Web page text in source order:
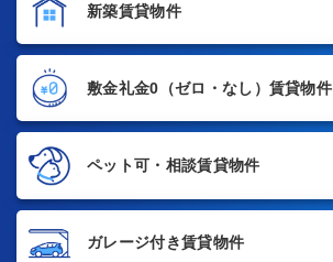
新築賃貸物件
敷金礼金0 （ゼロ・なし）賃貸物件
ペット可・相談賃貸物件
ガレージ付き賃貸物件